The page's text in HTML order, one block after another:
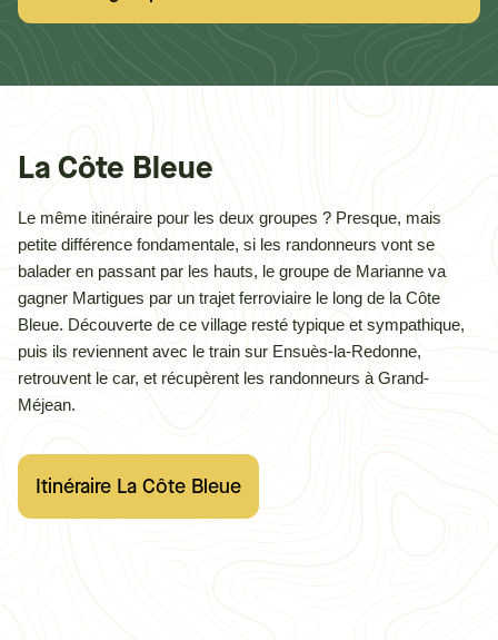
La Côte Bleue
Le même itinéraire pour les deux groupes ? Presque, mais
petite différence fondamentale, si les randonneurs vont se
balader en passant par les hauts, le groupe de Marianne va
gagner Martigues par un trajet ferroviaire le long de la Côte
Bleue. Découverte de ce village resté typique et sympathique,
puis ils reviennent avec le train sur Ensuès-la-Redonne,
retrouvent le car, et récupèrent les randonneurs à Grand-
Méjean.
Itinéraire La Côte Bleue